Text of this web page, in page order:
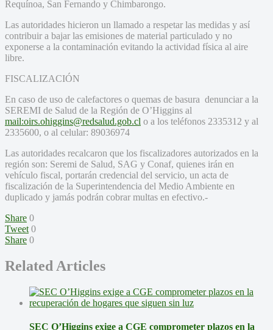
Requínoa, San Fernando y Chimbarongo.
Las autoridades hicieron un llamado a respetar las medidas y así
contribuir a bajar las emisiones de material particulado y no
exponerse a la contaminación evitando la actividad física al aire
libre.
FISCALIZACIÓN
En caso de uso de calefactores o quemas de basura denunciar a la
SEREMI de Salud de la Región de O’Higgins al
mail:oirs.ohiggins@redsalud.gob.cl o a los teléfonos 2335312 y al
2335600, o al celular: 89036974
Las autoridades recalcaron que los fiscalizadores autorizados en la
región son: Seremi de Salud, SAG y Conaf, quienes irán en
vehículo fiscal, portarán credencial del servicio, un acta de
fiscalización de la Superintendencia del Medio Ambiente en
duplicado y jamás podrán cobrar multas en efectivo.-
Share 0
Tweet 0
Share 0
Related Articles
SEC O’Higgins exige a CGE comprometer plazos en la